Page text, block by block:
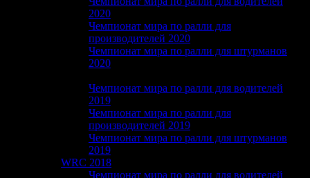
2020
Чемпионат мира по ралли для
производителей 2020
Чемпионат мира по ралли для штурманов
2020
Чемпионат мира по ралли для водителей
2019
Чемпионат мира по ралли для
производителей 2019
Чемпионат мира по ралли для штурманов
2019
WRC 2018
Чемпионат мира по ралли для водителей